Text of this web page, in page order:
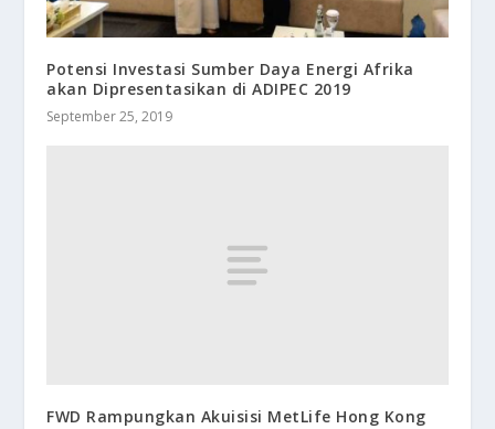
Potensi Investasi Sumber Daya Energi Afrika
akan Dipresentasikan di ADIPEC 2019
September 25, 2019
FWD Rampungkan Akuisisi MetLife Hong Kong